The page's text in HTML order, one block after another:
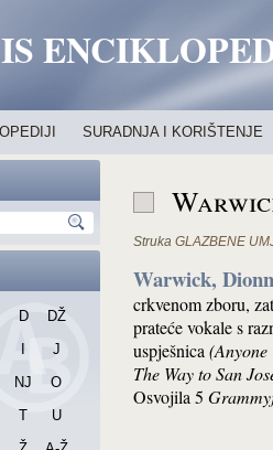
SURADNJA I KORIŠTENJE
D
DŽ
J
NJ
O
T
U
Struka GLAZBENE
Warwick,
crkvenom zboru,
prateće vokale s
uspješnica
The Way to San
Osvojila 5